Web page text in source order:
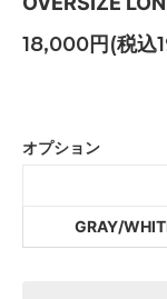
18,000円(税込
オプション
GRAY/